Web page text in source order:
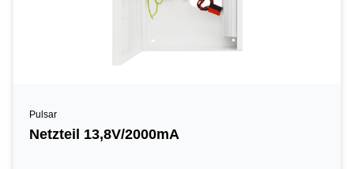
Pulsar
Netzteil 13,8V/2000mA